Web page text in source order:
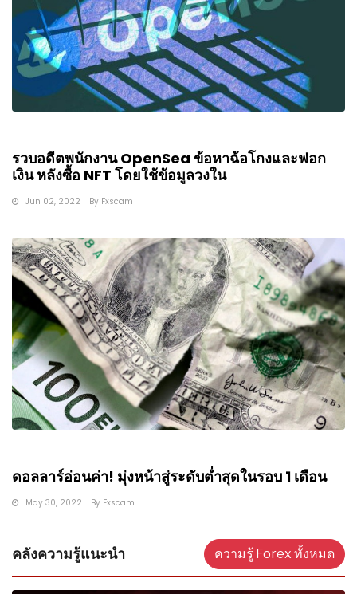
รวบอดีตพนักงาน OpenSea ข้อหาฉ้อโกงและฟอก
เงิน หลังซื้อ NFT โดยใช้ข้อมูลวงใน
Jun 02, 2022 By Fxscam
ดอลลาร์อ่อนค่า! มุ่งหน้าสู่ระดับต่ำสุดในรอบ 1 เดือน
May 30, 2022 By Fxscam
คลังความรู้แนะนำ ความรู้ Forex ทั้งหมด